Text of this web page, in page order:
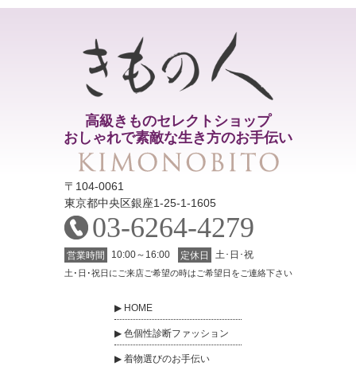
高級きものセレクトショップ
おしゃれで素敵な生き方のお手伝い
〒104-0061
東京都中央区銀座1-25-1-1605
03-6264-4279
営業時間 10:00～16:00 定休日 土･日･祝
土･日･祝日にご来店ご希望の時はご希望日をご連絡下さい
HOME
色個性診断ファッション
着物選びのお手伝い